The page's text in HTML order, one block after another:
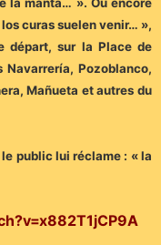
la manta… ». Ou encore
curas suelen venir… »,
départ, sur la Place de
Pozoblanco,
Mañueta et autres du
public lui réclame : « la